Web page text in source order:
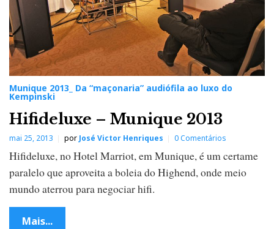
Munique 2013_ Da “maçonaria” audiófila ao luxo do
Kempinski
Hifideluxe – Munique 2013
mai 25, 2013 por José Victor Henriques 0 Comentários
Hifideluxe, no Hotel Marriot, em Munique, é um certame
paralelo que aproveita a boleia do Highend, onde meio
mundo aterrou para negociar hifi.
Mais...